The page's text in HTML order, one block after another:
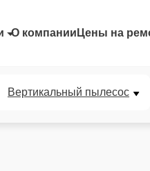
О компании Цены на
Вертикальный пылесос